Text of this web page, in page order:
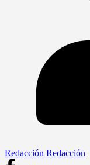
Redacción Redacción